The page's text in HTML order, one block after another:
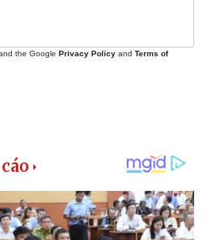
the Google Privacy Policy and Terms of